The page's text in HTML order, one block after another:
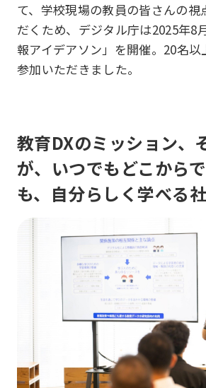
て、学校現場の教員の皆さんの視
だくため、デジタル庁は2025年8
報アイデアソン」を開催。20名
参加いただきました。
教育DXのミッション、
が、いつでもどこから
も、自分らしく学べる